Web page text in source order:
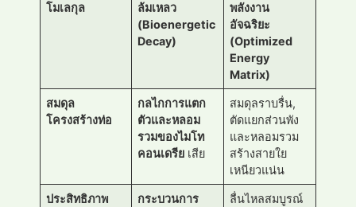
โมเลกุล
ล้มเหลว
(Bioenergetic
Decay)
พลังงาน
อัจฉริยะ
(Optimized
Energy
Matrix)
สมดุล
โครงสร้างท่อ
กลไกการแตก
ตัวและหลอม
รวมของไมโท
คอนเดรีย เสีย
สมดุลราบรื่น,
ตัดแยกส่วนพัง
และหลอมรวม
สร้างสายใย
เหนียวแน่น
ประสิทธิภาพ
กระบวนการ
ลื่นไหลสมบูรณ์